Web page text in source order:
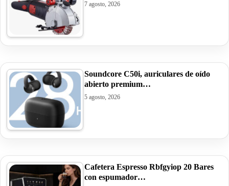
7 agosto, 2026
Soundcore C50i, auriculares de oído
abierto premium…
5 agosto, 2026
Cafetera Espresso Rbfgyiop 20 Bares
con espumador…